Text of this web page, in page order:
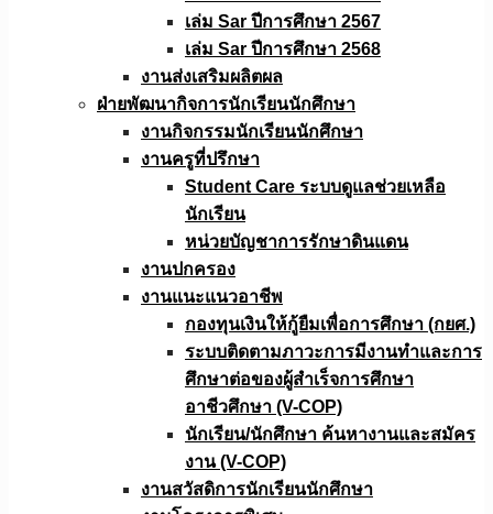
เล่ม Sar ปีการศึกษา 2567
เล่ม Sar ปีการศึกษา 2568
งานส่งเสริมผลิตผล
ฝ่ายพัฒนากิจการนักเรียนนักศึกษา
งานกิจกรรมนักเรียนนักศึกษา
งานครูที่ปรึกษา
Student Care ระบบดูแลช่วยเหลือ
นักเรียน
หน่วยบัญชาการรักษาดินแดน
งานปกครอง
งานแนะแนวอาชีพ
กองทุนเงินให้กู้ยืมเพื่อการศึกษา (กยศ.)
ระบบติดตามภาวะการมีงานทำและการ
ศึกษาต่อของผู้สำเร็จการศึกษา
อาชีวศึกษา (V-COP)
นักเรียน/นักศึกษา ค้นหางานและสมัคร
งาน (V-COP)
งานสวัสดิการนักเรียนนักศึกษา